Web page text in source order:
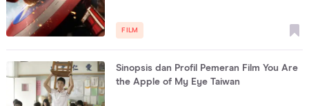
FILM
Sinopsis dan Profil Pemeran Film You Are
the Apple of My Eye Taiwan